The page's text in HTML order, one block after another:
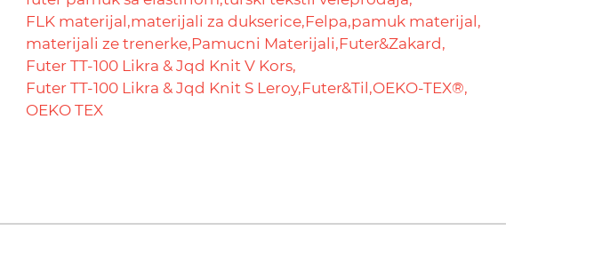
FLK materijal,materijali za dukserice,Felpa,pamuk materijal,
materijali ze trenerke,Pamucni Materijali,Futer&Zakard,
Futer TT-100 Likra & Jqd Knit V Kors,
Futer TT-100 Likra & Jqd Knit S Leroy,Futer&Til,OEKO-TEX®,
OEKO TEX